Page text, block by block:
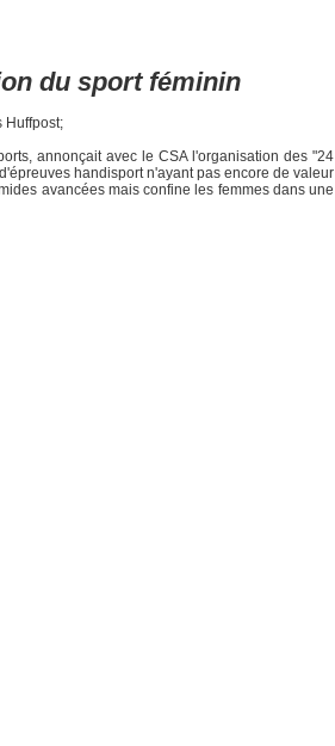
du sport féminin
Huffpost;
annonçait avec le CSA l'organisation des "24
handisport n'ayant pas encore de valeur
avancées mais confine les femmes dans une